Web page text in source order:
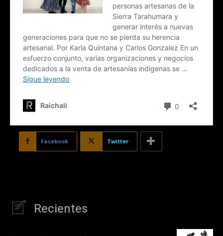
Facebook Twitter
Recientes